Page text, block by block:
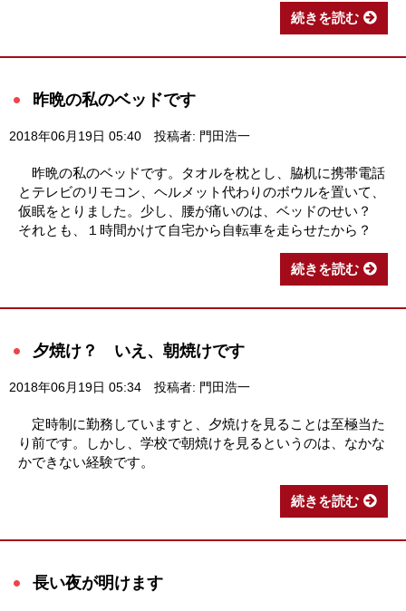
続きを読む
昨晩の私のベッドです
2018年06月19日 05:40 投稿者: 門田浩一
昨晩の私のベッドです。タオルを枕とし、脇机に携帯電話
とテレビのリモコン、ヘルメット代わりのボウルを置いて、
仮眠をとりました。少し、腰が痛いのは、ベッドのせい？
それとも、１時間かけて自宅から自転車を走らせたから？
続きを読む
夕焼け？ いえ、朝焼けです
2018年06月19日 05:34 投稿者: 門田浩一
定時制に勤務していますと、夕焼けを見ることは至極当た
り前です。しかし、学校で朝焼けを見るというのは、なかな
かできない経験です。
続きを読む
長い夜が明けます